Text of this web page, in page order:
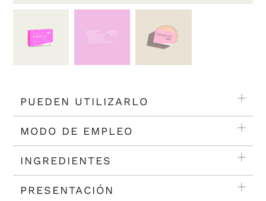
PUEDEN UTILIZARLO
MODO DE EMPLEO
INGREDIENTES
PRESENTACIÓN